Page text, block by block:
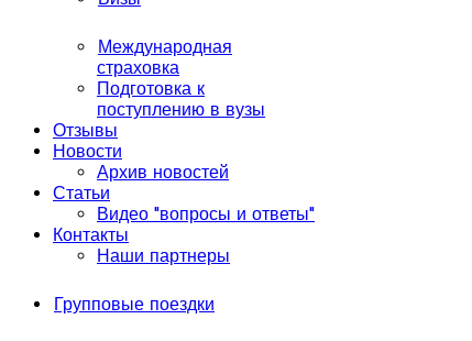
Международная
страховка
Подготовка к
поступлению в вузы
Отзывы
Новости
Архив новостей
Статьи
Видео "вопросы и ответы"
Контакты
Наши партнеры
Групповые поездки